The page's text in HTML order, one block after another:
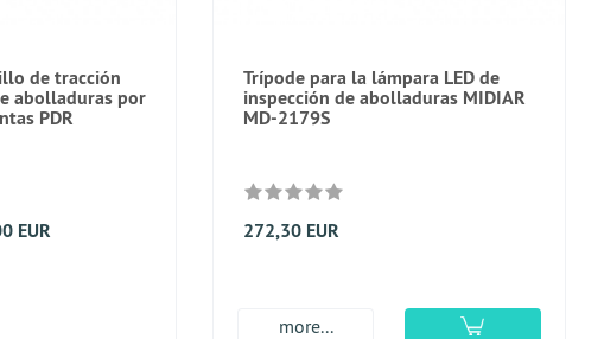
de tracción
abolladuras por
PDR
EUR
Trípode para la lámpara LED de
inspección de abolladuras MIDIAR
MD-2179S
272,30 EUR
more...